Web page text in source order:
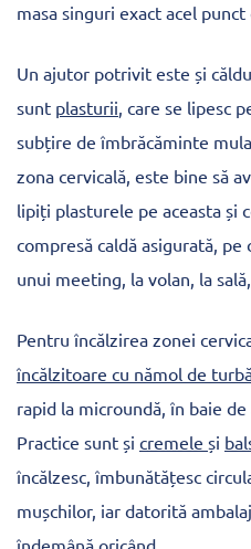
masa singuri exact acel punct
Un ajutor potrivit este și
sunt plasturii, care se lipesc
subțire de îmbrăcăminte
zona cervicală, este bine să
lipiți plasturele pe aceasta și
compresă caldă asigurată,
unui meeting, la volan, la
Pentru încălzirea zonei
încălzitoare cu nămol de
rapid la microundă, în baie
Practice sunt și cremele și
încălzesc, îmbunătățesc
mușchilor, iar datorită